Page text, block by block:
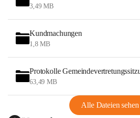
3,49 MB
Kundmachungen
1,8 MB
Protokolle
63,49 MB
Alle Dateien sehen